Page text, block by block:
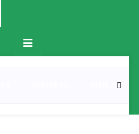
Primary
Menu
MICHEZO